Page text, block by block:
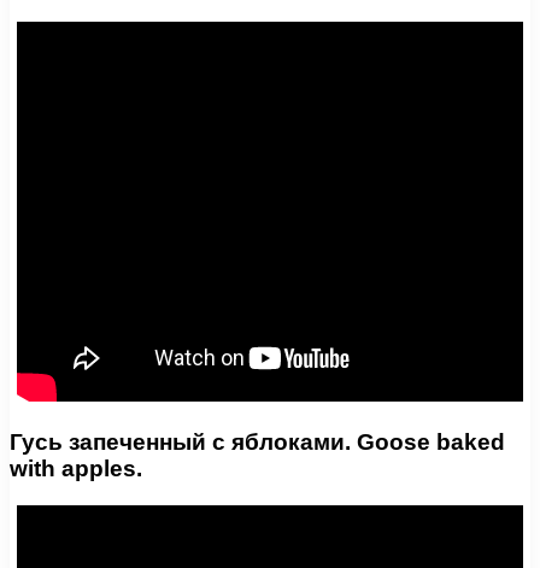
Гусь запеченный с яблоками. Goose baked
with apples.